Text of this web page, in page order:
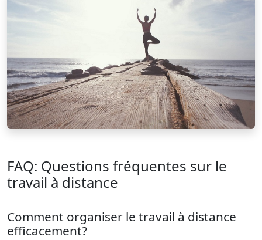
FAQ: Questions fréquentes sur le
travail à distance
Comment organiser le travail à distance
efficacement?